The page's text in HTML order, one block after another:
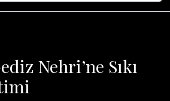
Nehri’ne Sıkı